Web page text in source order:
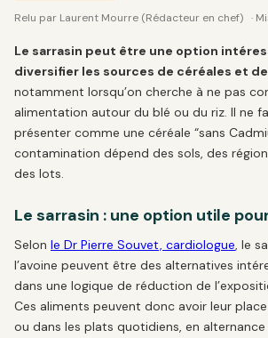
Relu par Laurent Mourre (Rédacteur en chef) ·
Le sarrasin peut être une option
diversifier les sources de céréales et
notamment lorsqu’on cherche à ne pas
alimentation autour du blé ou du riz. Il ne
présenter comme une céréale “sans
contamination dépend des sols, des
des lots.
Le sarrasin : une option utile
Selon le Dr Pierre Souvet, cardiologue, le
l’avoine peuvent être des alternatives
dans une logique de réduction de
Ces aliments peuvent donc avoir leur
ou dans les plats quotidiens, en alternance